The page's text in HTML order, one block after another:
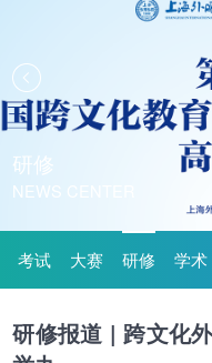
研修
NEWS CENTER
考试 大赛 研修 学术
研修报道 | 跨文化